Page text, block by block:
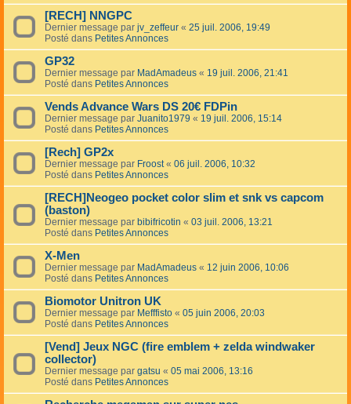
[RECH] NNGPC
Dernier message par jv_zeffeur « 25 juil. 2006, 19:49
Posté dans Petites Annonces
GP32
Dernier message par MadAmadeus « 19 juil. 2006, 21:41
Posté dans Petites Annonces
Vends Advance Wars DS 20€ FDPin
Dernier message par Juanito1979 « 19 juil. 2006, 15:14
Posté dans Petites Annonces
[Rech] GP2x
Dernier message par Froost« 06 juil. 2006, 10:32
Posté dans Petites Annonces
[RECH]Neogeo pocket color slim et snk vs capcom
(baston)
Dernier message par bibifricotin « 03 juil. 2006, 13:21
Posté dans Petites Annonces
X-Men
Dernier message par MadAmadeus « 12 juin 2006, 10:06
Posté dans Petites Annonces
Biomotor Unitron UK
Dernier message par Mefffisto « 05 juin 2006, 20:03
Posté dans Petites Annonces
[Vend] Jeux NGC (fire emblem + zelda windwaker
collector)
Dernier message par gatsu « 05 mai 2006, 13:16
Posté dans Petites Annonces